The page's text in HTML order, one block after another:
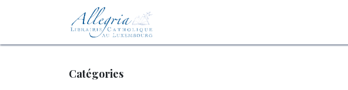
Se rendre au contenu
Catégories